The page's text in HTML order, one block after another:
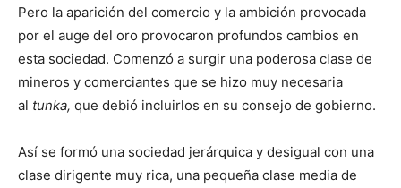
Pero la aparición del comercio y la ambición provocada
por el auge del oro provocaron profundos cambios en
esta sociedad. Comenzó a surgir una poderosa clase de
mineros y comerciantes que se hizo muy necesaria
al tunka, que debió incluirlos en su consejo de gobierno.
Así se formó una sociedad jerárquica y desigual con una
clase dirigente muy rica, una pequeña clase media de